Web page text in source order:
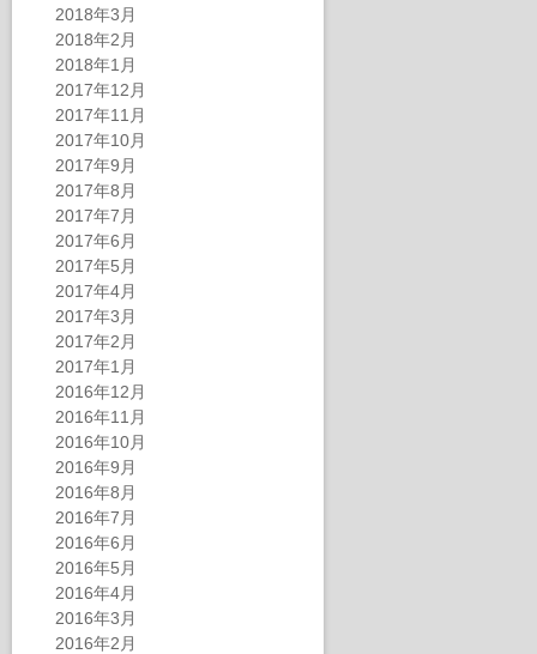
2018年3月
2018年2月
2018年1月
2017年12月
2017年11月
2017年10月
2017年9月
2017年8月
2017年7月
2017年6月
2017年5月
2017年4月
2017年3月
2017年2月
2017年1月
2016年12月
2016年11月
2016年10月
2016年9月
2016年8月
2016年7月
2016年6月
2016年5月
2016年4月
2016年3月
2016年2月